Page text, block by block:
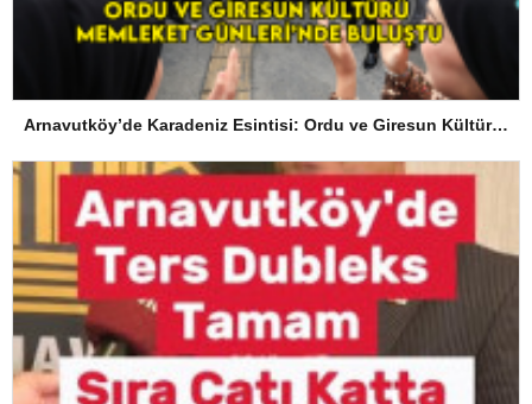
Arnavutköy’de Karadeniz Esintisi: Ordu ve Giresun Kültürü Memleket Günleri’nde Buluştu